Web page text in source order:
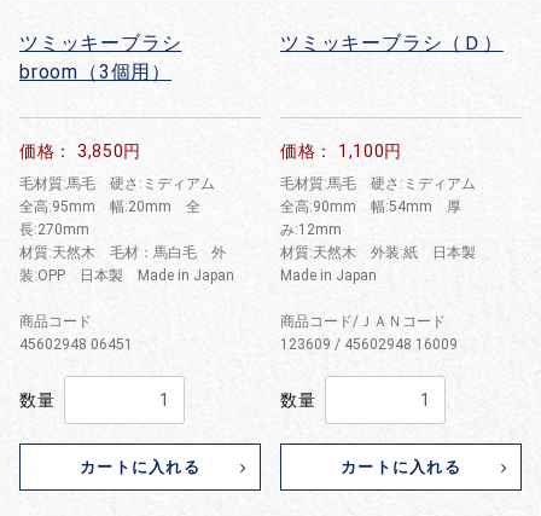
ツミッキーブラシ
broom（3個用）
価格： 3,850円
毛材質:馬毛 硬さ:ミディアム
全高:95mm 幅:20mm 全
長:270mm
材質:天然木 毛材：馬白毛 外
装:OPP 日本製 Made in Japan
商品コード
45602948 06451
数量
カートに入れる
ツミッキーブラシ（Ｄ）
価格： 1,100円
毛材質:馬毛 硬さ:ミディアム
全高:90mm 幅:54mm 厚
み:12mm
材質:天然木 外装:紙 日本製
Made in Japan
商品コード/ＪＡＮコード
123609 / 45602948 16009
数量
カートに入れる